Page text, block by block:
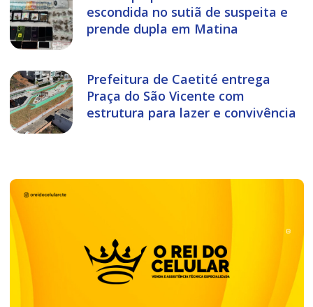
escondida no sutiã de suspeita e
prende dupla em Matina
Prefeitura de Caetité entrega
Praça do São Vicente com
estrutura para lazer e convivência